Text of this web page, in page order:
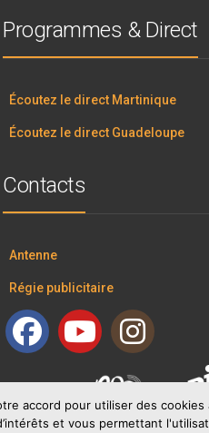
Programmes & Direct
Écoutez le direct Martinique
Écoutez le direct Guadeloupe
Contacts
Antenne
Régie publicitaire
accord pour utiliser des
et vous permettant